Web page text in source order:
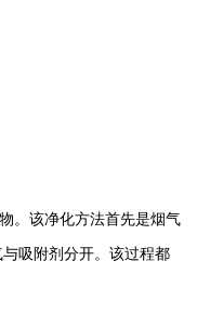
。该净化方法首先是烟气
吸附剂分开。该过程都